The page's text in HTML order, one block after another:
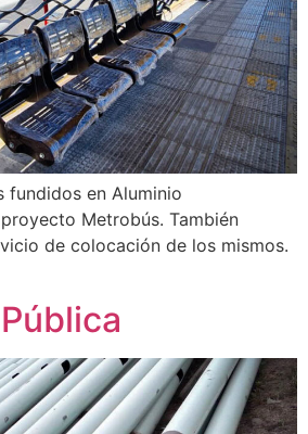
fundidos en Aluminio
Metrobús. También
de colocación de los mismos.